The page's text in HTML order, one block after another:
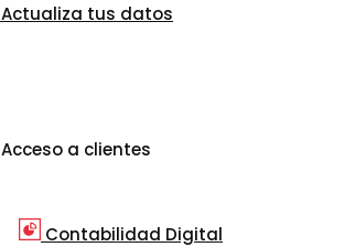
Actualiza tus datos
Acceso a clientes
Contabilidad Digital